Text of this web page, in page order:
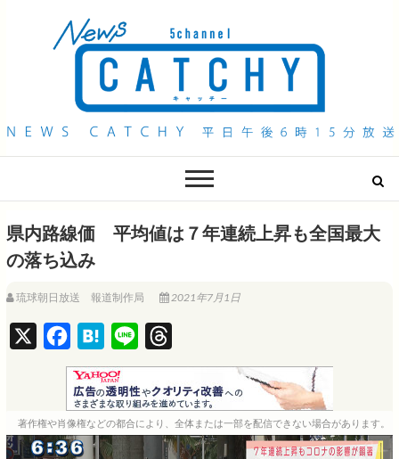
QAB NEWS Headline
県内路線価 平均値は７年連続上昇も全国最大
の落ち込み
琉球朝日放送 報道制作局 2021年7月1日
a
c
e
b
H
a
t
e
n
i
n
e
h
r
e
a
著作権や肖像権などの都合により、全体または一部を配信できない場合があります。